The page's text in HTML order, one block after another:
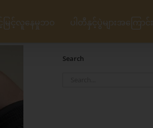
ြင့်လူနေမှုဘဝ ပါတီနှင့်ပွဲများအကြောင်း
Search